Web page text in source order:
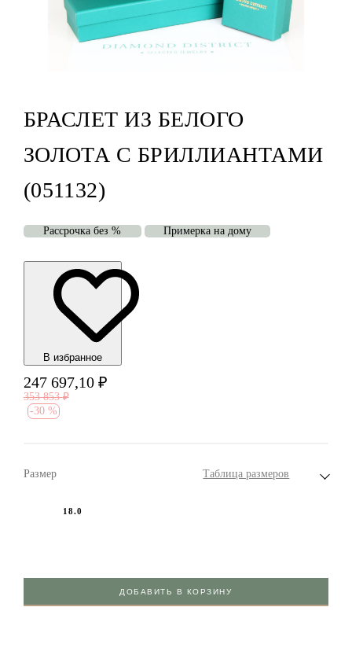
БРАСЛЕТ ИЗ БЕЛОГО
ЗОЛОТА С БРИЛЛИАНТАМИ
(051132)
Рассрочка без % Примерка на дому
В избранноe
247 697,10 ₽
353 853 ₽
-30 %
Размер Таблица размеров
18.0
ДОБАВИТЬ В КОРЗИНУ